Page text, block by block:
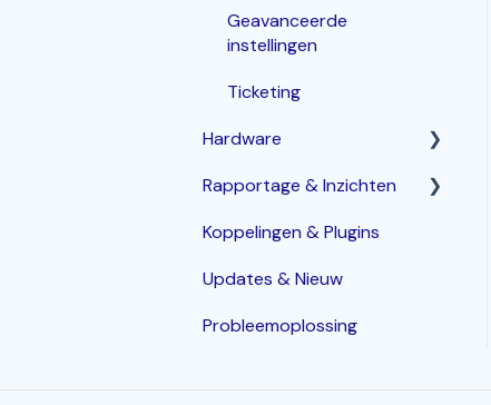
Geavanceerde
instellingen
Ticketing
Hardware
Router
POS terminals
Bonprinters
Kassalade
Rapportage & Inzichten
Geavanceerde opties
Koppelingen & Plugins
Updates & Nieuw
Probleemoplossing